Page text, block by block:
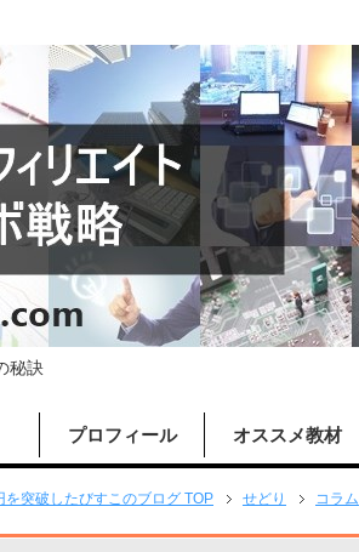
秘訣
プロフィール オススメ教材
突破したびすこのブログ TOP せどり コラム